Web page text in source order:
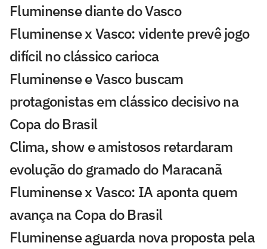
Fluminense diante do Vasco
Fluminense x Vasco: vidente prevê jogo
difícil no clássico carioca
Fluminense e Vasco buscam
protagonistas em clássico decisivo na
Copa do Brasil
Clima, show e amistosos retardaram
evolução do gramado do Maracanã
Fluminense x Vasco: IA aponta quem
avança na Copa do Brasil
Fluminense aguarda nova proposta pela